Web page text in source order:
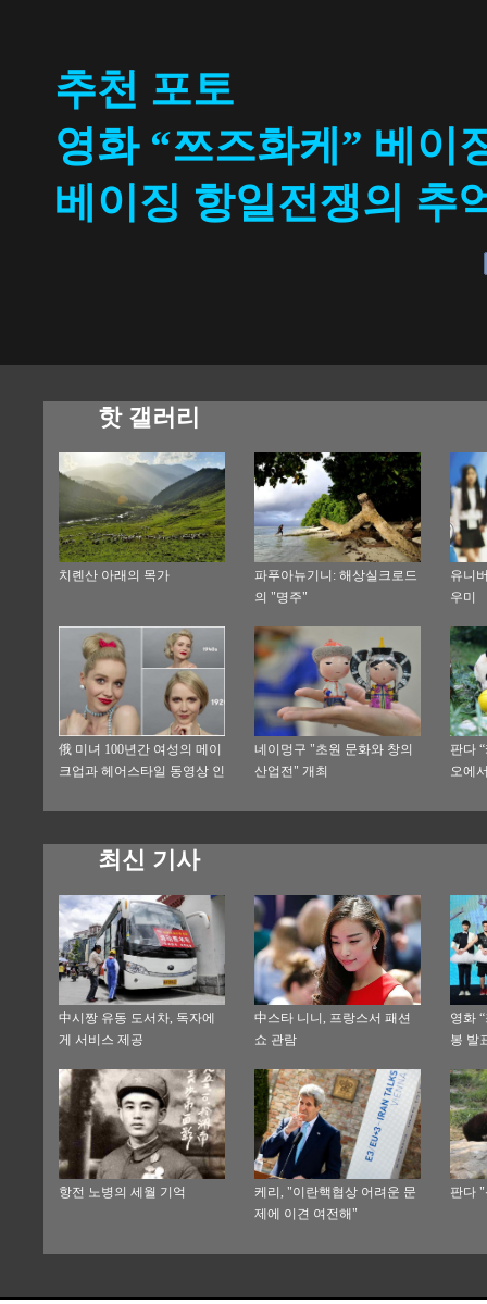
추천 포토
영화 “쯔즈화케” 베이
베이징 항일전쟁의 추
핫 갤러리
치롄산 아래의 목가
파푸아뉴기니: 해상실크로드
의 "명주"
유니
우미
俄 미녀 100년간 여성의 메이
크업과 헤어스타일 동영상 인
네이멍구 "초원 문화와 창의
산업전" 개최
판다
오에
최신 기사
中시짱 유동 도서차, 독자에
게 서비스 제공
中스타 니니, 프랑스서 패션
쇼 관람
영화
봉 발
항전 노병의 세월 기억
케리, "이란핵협상 어려운 문
제에 이견 여전해"
판다